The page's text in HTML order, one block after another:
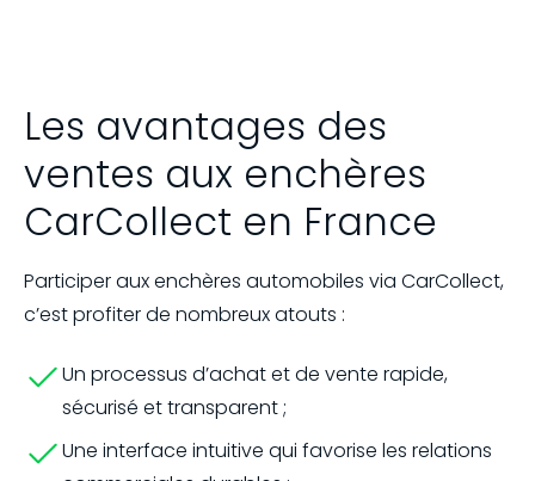
Les avantages des
ventes aux enchères
CarCollect en France
Participer aux enchères automobiles via CarCollect,
c’est profiter de nombreux atouts :
Un processus d’achat et de vente rapide,
sécurisé et transparent ;
Une interface intuitive qui favorise les relations